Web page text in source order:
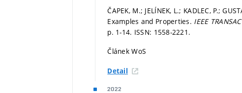
ČAPEK, M.; JELÍNEK, L.; KADLEC, P.;
Examples and Properties. IEEE
p. 1-14. ISSN: 1558-2221.
Článek WoS
Detail
2022